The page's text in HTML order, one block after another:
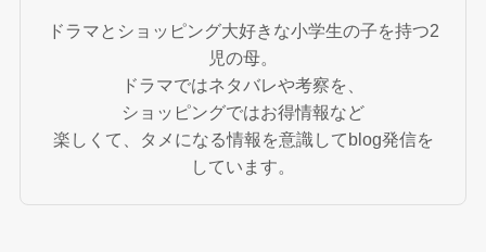
ドラマとショッピング大好きな小学生の子を持つ2
児の母。
ドラマではネタバレや考察を、
ショッピングではお得情報など
楽しくて、タメになる情報を意識してblog発信を
しています。